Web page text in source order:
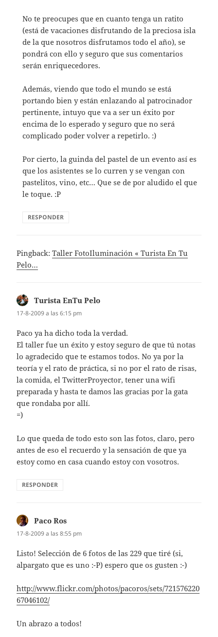
No te preocupes que en cuanto tenga un ratito
(está de vacaciones disfrutando de la preciosa isla
de la que nosotros disfrutamos todo el año), se
pondrá con ello y seguro que sus comentarios
serán enriquecedores.
Además, viendo que todo el mundo se está
portando bien y están enlazando al patrocinador
pertinente, intuyo que va a ser un éxito por
encima de lo esperado y seguro que no será
complicado poder volver a repetirlo. :)
Por cierto, la guinda del pastel de un evento así es
que los asistentes se lo curren y se vengan con
pastelitos, vino, etc… Que se de por aludido el que
le toque. :P
RESPONDER
Pingback:Taller FotoIluminación « Turista En Tu
Pelo…
Turista EnTu Pelo
17-8-2009 a las 6:15 pm
Paco ya ha dicho toda la verdad.
El taller fue un éxito y estoy seguro de que tú notas
lo agradecido que te estamos todos. No ya por la
teoría y el rato de práctica, si no por el rato de risas,
la comida, el TwitterProyector, tener una wifi
preparada y hasta te damos las gracias por la gata
que rondaba por allí.
=)
Lo que queda de todo esto son las fotos, claro, pero
antes de eso el recuerdo y la sensación de que ya
estoy como en casa cuando estoy con vosotros.
RESPONDER
Paco Ros
17-8-2009 a las 8:55 pm
Listo! Selección de 6 fotos de las 229 que tiré (si,
alpargato que es uno :-P) espero que os gusten :-)
http://www.flickr.com/photos/pacoros/sets/721576220
67046102/
Un abrazo a todos!